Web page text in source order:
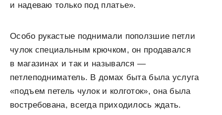
и надеваю только под платье».
Особо рукастые поднимали поползшие петли
чулок специальным крючком, он продавался
в магазинах и так и назывался —
петлеподниматель. В домах быта была услуга
«подъем петель чулок и колготок», она была
востребована, всегда приходилось ждать.